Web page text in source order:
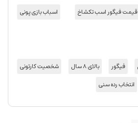
قیمت فیگور اسب تکشاخ
اسباب بازی پونی
فیگور بالای 8 سال
شخصیت کارتونی
انتخاب رده سنی